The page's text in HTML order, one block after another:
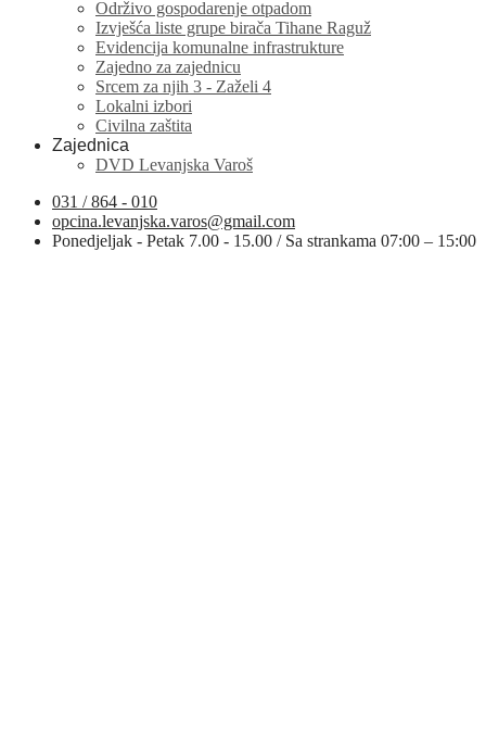
Održivo gospodarenje otpadom
Izvješća liste grupe birača Tihane Raguž
Evidencija komunalne infrastrukture
Zajedno za zajednicu
Srcem za njih 3 - Zaželi 4
Lokalni izbori
Civilna zaštita
Zajednica
DVD Levanjska Varoš
031 / 864 - 010
opcina.levanjska.varos@gmail.com
Ponedjeljak - Petak 7.00 - 15.00 / Sa strankama 07:00 – 15:00